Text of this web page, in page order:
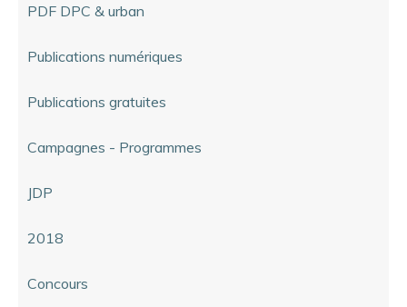
PDF DPC & urban
Publications numériques
Publications gratuites
Campagnes - Programmes
JDP
2018
Concours